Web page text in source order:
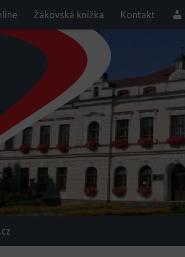
Žákovská knížka Kontakt